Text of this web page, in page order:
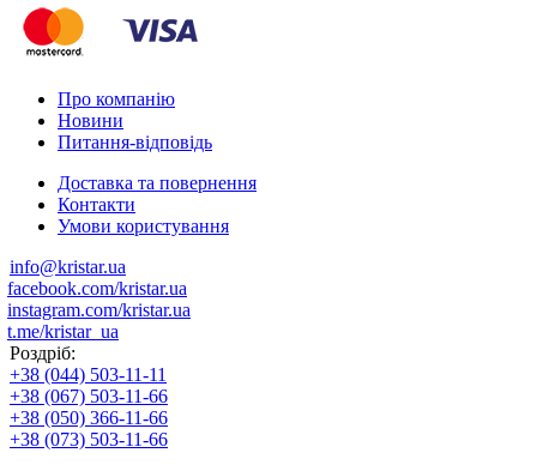
Про компанію
Новини
Питання-відповідь
Доставка та повернення
Контакти
Умови користування
info@kristar.ua
facebook.com/kristar.ua
instagram.com/kristar.ua
t.me/kristar_ua
Роздріб:
+38 (044) 503-11-11
+38 (067) 503-11-66
+38 (050) 366-11-66
+38 (073) 503-11-66